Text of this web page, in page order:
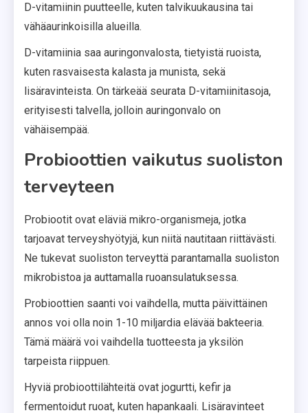
D-vitamiinin puutteelle, kuten talvikuukausina tai
vähäaurinkoisilla alueilla.
D-vitamiinia saa auringonvalosta, tietyistä ruoista,
kuten rasvaisesta kalasta ja munista, sekä
lisäravinteista. On tärkeää seurata D-vitamiinitasoja,
erityisesti talvella, jolloin auringonvalo on
vähäisempää.
Probioottien vaikutus suoliston
terveyteen
Probiootit ovat eläviä mikro-organismeja, jotka
tarjoavat terveyshyötyjä, kun niitä nautitaan riittävästi.
Ne tukevat suoliston terveyttä parantamalla suoliston
mikrobistoa ja auttamalla ruoansulatuksessa.
Probioottien saanti voi vaihdella, mutta päivittäinen
annos voi olla noin 1-10 miljardia elävää bakteeria.
Tämä määrä voi vaihdella tuotteesta ja yksilön
tarpeista riippuen.
Hyviä probioottilähteitä ovat jogurtti, kefir ja
fermentoidut ruoat, kuten hapankaali. Lisäravinteet